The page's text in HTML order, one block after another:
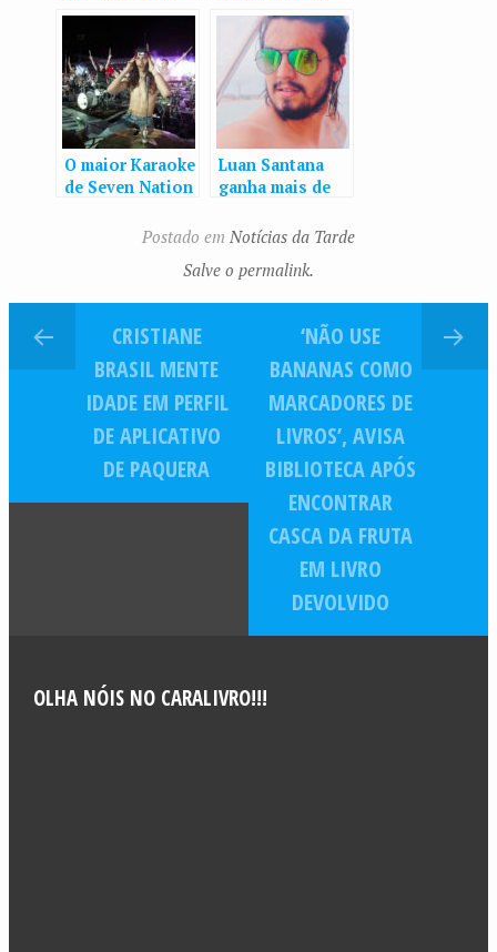
anos
para os pets
O maior Karaoke
de Seven Nation
por 15 mil e
Luan Santana
ganha mais de
posar sem
Postado em Notícias da Tarde
Salve o permalink.
CRISTIANE
BRASIL MENTE
IDADE EM PERFIL
DE APLICATIVO
DE PAQUERA
‘NÃO USE
BANANAS COMO
MARCADORES DE
LIVROS’, AVISA
BIBLIOTECA APÓS
ENCONTRAR
CASCA DA FRUTA
EM LIVRO
DEVOLVIDO
OLHA NÓIS NO CARALIVRO!!!